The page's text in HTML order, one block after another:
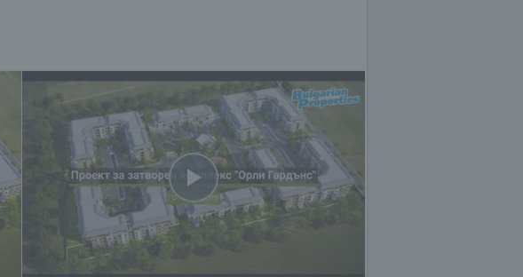
е от прекрасна природа, като река
се открива великолепна гледка към Родопите,
изобилие от диви животни. На запад, само на
язовир Оризаре, който е любимо място за риболов,
е фактът, че се намира близо до училище,
големият град.